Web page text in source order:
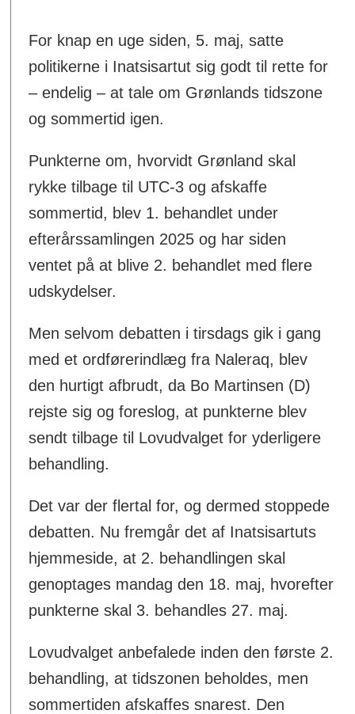
For knap en uge siden, 5. maj, satte
politikerne i Inatsisartut sig godt til rette for
– endelig – at tale om Grønlands tidszone
og sommertid igen.
Punkterne om, hvorvidt Grønland skal
rykke tilbage til UTC-3 og afskaffe
sommertid, blev 1. behandlet under
efterårssamlingen 2025 og har siden
ventet på at blive 2. behandlet med flere
udskydelser.
Men selvom debatten i tirsdags gik i gang
med et ordførerindlæg fra Naleraq, blev
den hurtigt afbrudt, da Bo Martinsen (D)
rejste sig og foreslog, at punkterne blev
sendt tilbage til Lovudvalget for yderligere
behandling.
Det var der flertal for, og dermed stoppede
debatten. Nu fremgår det af Inatsisartuts
hjemmeside, at 2. behandlingen skal
genoptages mandag den 18. maj, hvorefter
punkterne skal 3. behandles 27. maj.
Lovudvalget anbefalede inden den første 2.
behandling, at tidszonen beholdes, men
sommertiden afskaffes snarest. Den